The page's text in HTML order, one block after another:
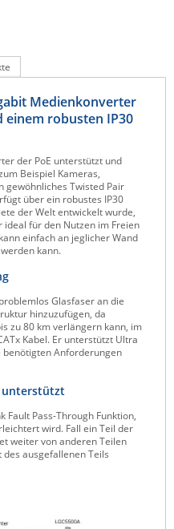
Medienkonverter
einem robusten IP30
der PoE unterstützt und
Beispiel Kameras,
gewöhnliches Twisted Pair
über ein robustes IP30
der Welt entwickelt wurde,
ideal für den Nutzen im Freien
einfach an jeglicher Wand
kann.
Glasfaser an die
hinzuzufügen, da
zu 80 km verlängern kann, im
Kabel. Er unterstützt Ultra
benötigten Anforderungen
unterstützt
Fault Pass-Through Funktion,
wird. Fall ein Teil der
weiter von anderen Teilen
ausgefallenen Teils